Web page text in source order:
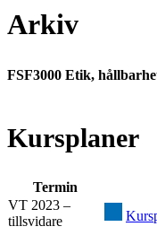
Arkiv
FSF3000 Etik,
Kursplaner
Termin
VT 2023 –
tillsvidare